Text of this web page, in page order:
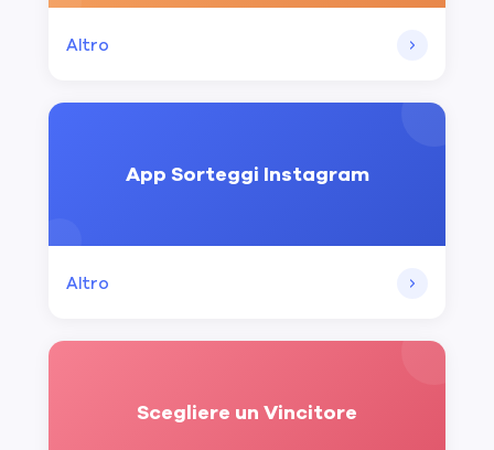
Altro
App Sorteggi Instagram
Altro
Scegliere un Vincitore